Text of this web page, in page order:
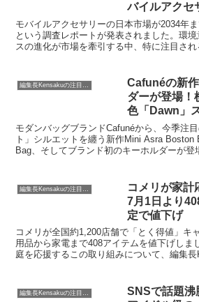
バイルアクセ
と、気になる
新製品
モバイルアクセサリーの日本市場が2034年
という調査レポートが発表されました。環
スの進化が市場を牽引する中、特に注目され
セサリー選びのヒントを探ります。
Cafunéの新
ダーが登場！
色「Dawn」
大人の魅力
モダンバッグブランドCafunéから、今季注
ト」シルエットを纏う新作Mini Asra Boston
Bag、そしてブランド初のキーホルダーが登
コメリが家計
7月1日より
定で値下げ
コメリが全国約1,200店舗で「とく得値」キ
用品から家電まで408アイテムを値下げしま
庭を応援するこの取り組みについて、編集
編集長Kensakuの注目ネタ
SNSで話題沸